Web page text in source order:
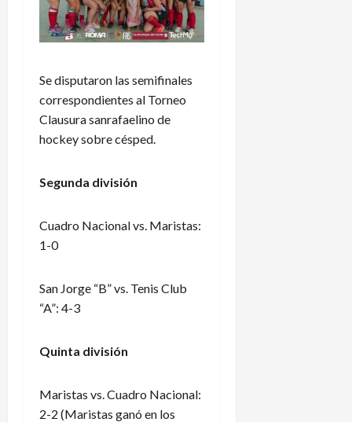
Se disputaron las semifinales
correspondientes al Torneo
Clausura sanrafaelino de
hockey sobre césped.
Segunda división
Cuadro Nacional vs. Maristas:
1-0
San Jorge “B” vs. Tenis Club
“A”: 4-3
Quinta división
Maristas vs. Cuadro Nacional:
2-2 (Maristas ganó en los